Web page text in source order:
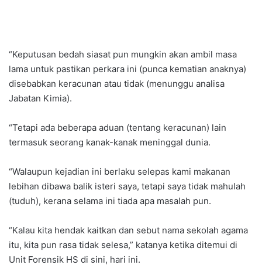
“Keputusan bedah siasat pun mungkin akan ambil masa
lama untuk pastikan perkara ini (punca kematian anaknya)
disebabkan keracunan atau tidak (menunggu analisa
Jabatan Kimia).
“Tetapi ada beberapa aduan (tentang keracunan) lain
termasuk seorang kanak-kanak meninggal dunia.
“Walaupun kejadian ini berlaku selepas kami makanan
lebihan dibawa balik isteri saya, tetapi saya tidak mahulah
(tuduh), kerana selama ini tiada apa masalah pun.
“Kalau kita hendak kaitkan dan sebut nama sekolah agama
itu, kita pun rasa tidak selesa,” katanya ketika ditemui di
Unit Forensik HS di sini, hari ini.